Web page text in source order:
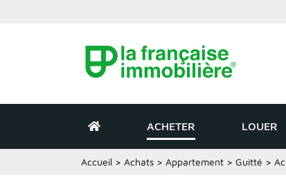
ACHETER LOUER
Accueil > Achats > Appartement > Guitté >